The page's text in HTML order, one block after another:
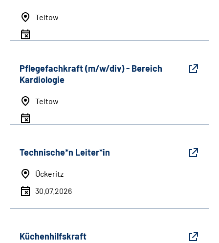
Teltow
Pflegefachkraft (m/w/div) - Bereich
Kardiologie
Teltow
Technische*n Leiter*in
Ückeritz
30.07.2026
Küchenhilfskraft